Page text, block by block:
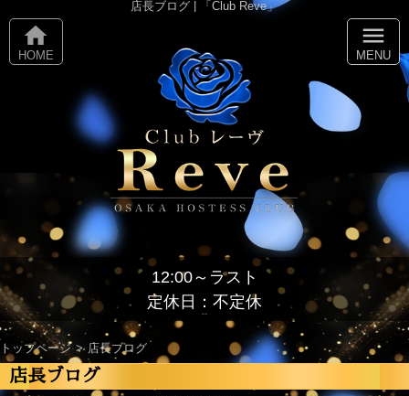
店長ブログ | 「Club Reve」
12:00～ラスト
定休日：不定休
home
HOME
menu
MENU
トップページ 店長ブログ
店長ブログ